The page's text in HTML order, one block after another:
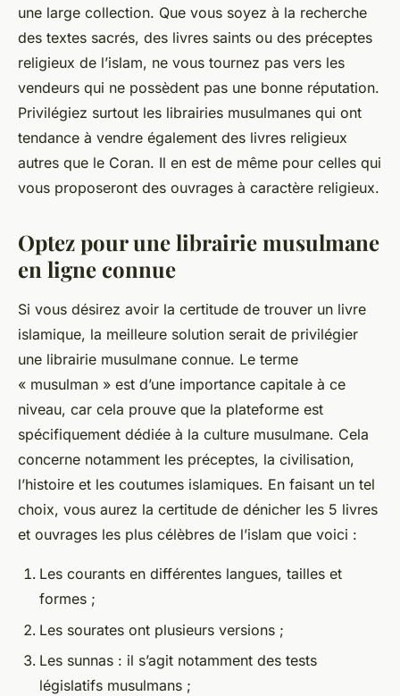
une large collection. Que vous soyez à la recherche
des textes sacrés, des livres saints ou des préceptes
religieux de l’islam, ne vous tournez pas vers les
vendeurs qui ne possèdent pas une bonne réputation.
Privilégiez surtout les librairies musulmanes qui ont
tendance à vendre également des livres religieux
autres que le Coran. Il en est de même pour celles qui
vous proposeront des ouvrages à caractère religieux.
Optez pour une librairie musulmane
en ligne connue
Si vous désirez avoir la certitude de trouver un livre
islamique, la meilleure solution serait de privilégier
une librairie musulmane connue. Le terme
« musulman » est d’une importance capitale à ce
niveau, car cela prouve que la plateforme est
spécifiquement dédiée à la culture musulmane. Cela
concerne notamment les préceptes, la civilisation,
l’histoire et les coutumes islamiques. En faisant un tel
choix, vous aurez la certitude de dénicher les 5 livres
et ouvrages les plus célèbres de l’islam que voici :
Les courants en différentes langues, tailles et
formes ;
Les sourates ont plusieurs versions ;
Les sunnas : il s’agit notamment des tests
législatifs musulmans ;